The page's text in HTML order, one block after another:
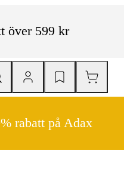
över 599 kr
rabatt på Adax